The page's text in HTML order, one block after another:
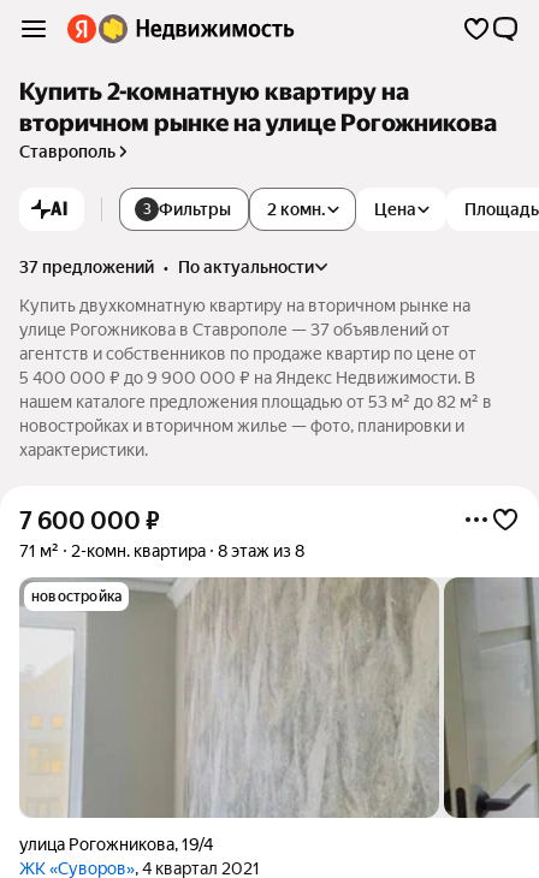
Купить 2-комнатную квартиру на
вторичном рынке на улице Рогожникова
Ставрополь
AI 3 Фильтры 2 комн. Цена Площадь
37 предложений •
по актуальности
Купить двухкомнатную квартиру на вторичном рынке на
улице Рогожникова в Ставрополе — 37 объявлений от
агентств и собственников по продаже квартир по цене от
5 400 000 ₽ до 9 900 000 ₽ на Яндекс Недвижимости. В
нашем каталоге предложения площадью от 53 м² до 82 м² в
новостройках и вторичном жилье — фото, планировки и
характеристики.
7 600 000 ₽
71 м² 2-комн. квартира 8 этаж из 8
новостройка
улица Рогожникова,19/4
ЖК «Суворов», 4 квартал 2021